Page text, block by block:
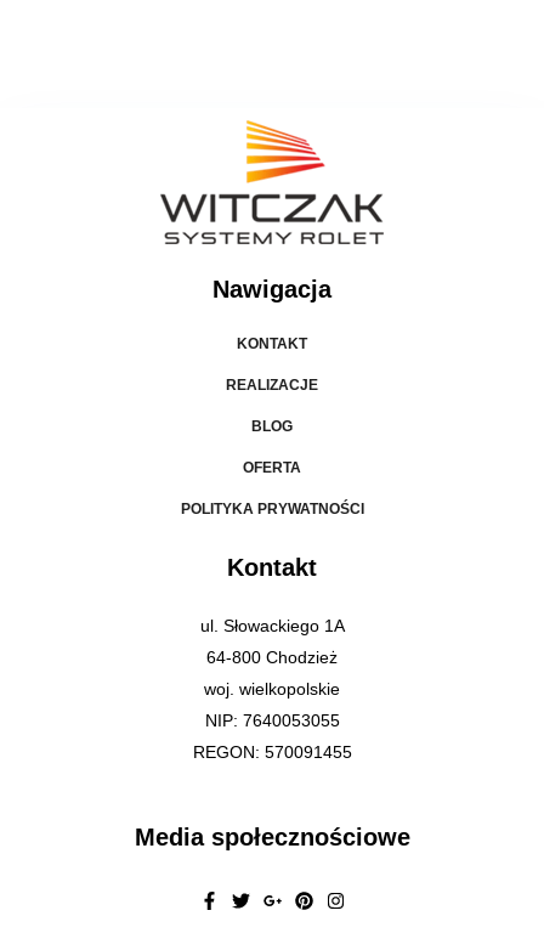
Nawigacja
KONTAKT
REALIZACJE
BLOG
OFERTA
POLITYKA PRYWATNOŚCI
Kontakt
ul. Słowackiego 1A
64-800 Chodzież
woj. wielkopolskie
NIP: 7640053055
REGON: 570091455
Media społecznościowe